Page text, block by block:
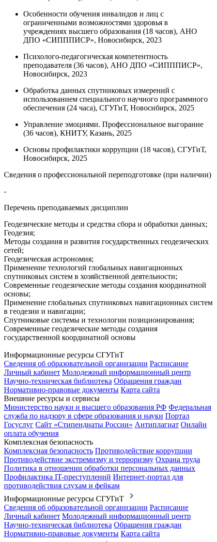
Особенности обучения инвалидов и лиц с
ограниченными возможностями здоровья в
учреждениях высшего образования (18 часов), АНО
ДПО «СИПППИСР», Новосибирск, 2023
Психолого-педагогическая компетентность
преподавателя (36 часов), АНО ДПО «СИПППИСР»,
Новосибирск, 2023
Обработка данных спутниковых измерений с
использованием специального научного программного
обеспечения (24 часа), СГУГиТ, Новосибирск, 2025
Управление эмоциями. Профессиональное выгорание
(36 часов), КНИТУ, Казань, 2025
Основы профилактики коррупции (18 часов), СГУГиТ,
Новосибирск, 2025
Сведения о профессиональной переподготовке (при наличии)
-
Перечень преподаваемых дисциплин
Геодезические методы и средства сбора и обработки данных;
Геодезия;
Методы создания и развития государственных геодезических
сетей;
Геодезическая астрономия;
Применение технологий глобальных навигационных
спутниковых систем в хозяйственной деятельности;
Современные геодезические методы создания координатной
основы;
Применение глобальных спутниковых навигационных систем
в геодезии и навигации;
Спутниковые системы и технологии позиционирования;
Современные геодезические методы создания
государственной координатной основы
Информационные ресурсы СГУГиТ
Сведения об образовательной организации Расписание
Личный кабинет Молодежный информационный центр
Научно-техническая библиотека Обращения граждан
Нормативно-правовые документы Карта сайта
Внешние ресурсы и сервисы
Министерство науки и высшего образования РФ Федеральная
служба по надзору в сфере образования и науки Портал
Госуслуг Сайт «Стипендиаты России» Антиплагиат Онлайн
оплата обучения
Комплексная безопасность
Комплексная безопасность Противодействие коррупции
Противодействие экстремизму и терроризму Охрана труда
Политика в отношении обработки персональных данных
Профилактика IT-преступлений Интернет-портал для
противодействия слухам и фейкам
Информационные ресурсы СГУГиТ
Сведения об образовательной организации Расписание
Личный кабинет Молодежный информационный центр
Научно-техническая библиотека Обращения граждан
Нормативно-правовые документы Карта сайта